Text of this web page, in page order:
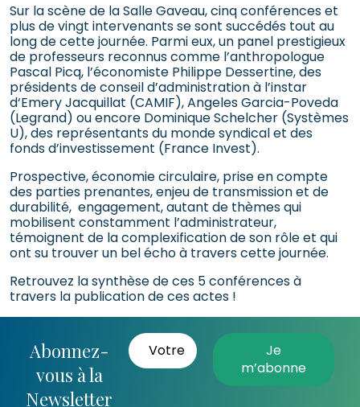
Sur la scène de la Salle Gaveau, cinq conférences et
plus de vingt intervenants se sont succédés tout au
long de cette journée. Parmi eux, un panel prestigieux
de professeurs reconnus comme l’anthropologue
Pascal Picq, l’économiste Philippe Dessertine, des
présidents de conseil d’administration à l’instar
d‘Emery Jacquillat (CAMIF), Angeles Garcia-Poveda
(Legrand) ou encore Dominique Schelcher (Systèmes
U), des représentants du monde syndical et des
fonds d’investissement (France Invest).
Prospective, économie circulaire, prise en compte
des parties prenantes, enjeu de transmission et de
durabilité, engagement, autant de thèmes qui
mobilisent constamment l’administrateur,
témoignent de la complexification de son rôle et qui
ont su trouver un bel écho à travers cette journée.
Retrouvez la synthèse de ces 5 conférences à
travers la publication de ces actes !
Abonnez-
vous à la
Newsletter